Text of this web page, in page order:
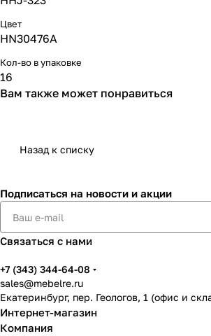
Цвет
HN30476A
Кол-во в упаковке
16
Вам также может понравиться
Назад к списку
Подписаться на новости и акции
Связаться с нами
+7 (343) 344-64-08
sales@mebelre.ru
Екатеринбург, пер. Геологов, 1 (офис и
Интернет-магазин
Компания